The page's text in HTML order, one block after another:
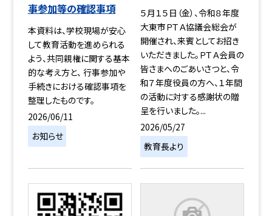
事参加等の確認事項
本資料は、学校現場が安心
して教育活動を進められる
よう、共同親権に関する基本
的な考え方と、 行事参加や
手続きにおける確認事項を
整理したものです。
2026/06/11
お知らせ
５月１５日（金）、令和８年度
大東市ＰＴＡ協議会総会が
開催され、来賓としてお招き
いただきました。ＰＴＡ会員の
皆さまへのごあいさつと、令
和７年度役員の方へ、１年間
の活動に対する感謝状の贈
呈を行いました。...
2026/05/27
教育長より